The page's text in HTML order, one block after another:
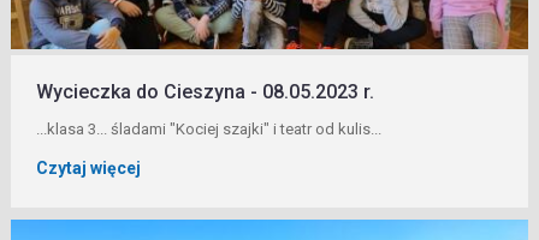
Wycieczka do Cieszyna - 08.05.2023 r.
...klasa 3... śladami "Kociej szajki" i teatr od kulis...
Czytaj więcej